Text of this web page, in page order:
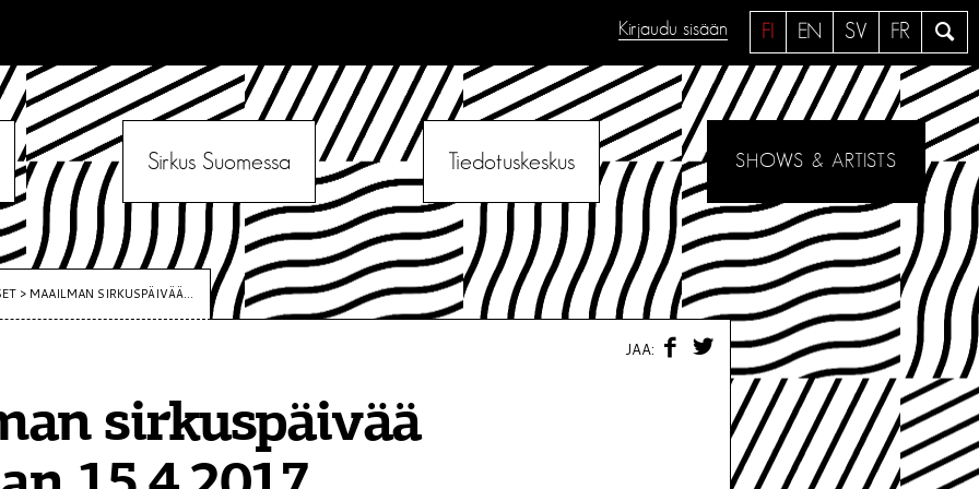
a
e
FI EN SV FR
Kirjaudu sisään
Sirkus Suomessa Tiedotuskeskus SHOWS & ARTISTS
> MAAILMAN SIRKUSPÄIVÄÄ...
sirkuspäivää
JAA:
F
W